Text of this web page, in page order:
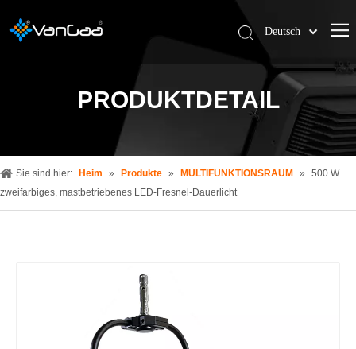
Deutsch
한국어
Español
Pусский
العربية
简体中文
English
PRODUKTDETAIL
Sie sind hier: Heim » Produkte » MULTIFUNKTIONSRAUM »
500 W
zweifarbiges, mastbetriebenes LED-Fresnel-Dauerlicht